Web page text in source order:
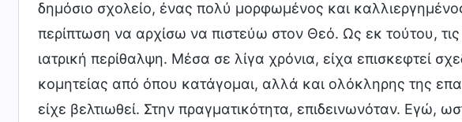
δημόσιο σχολείο, ένας πολύ μορφωμένος και
περίπτωση να αρχίσω να πιστεύω στον Θεό. Ως εκ τούτου,
ιατρική περίθαλψη. Μέσα σε λίγα χρόνια, είχα επισκεφτεί
κομητείας από όπου κατάγομαι, αλλά και ολόκληρης της
είχε βελτιωθεί. Στην πραγματικότητα, επιδεινωνόταν. Εγώ,